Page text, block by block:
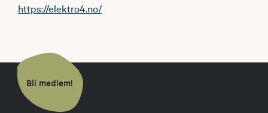
https://elektro4.no/
Bli medlem!